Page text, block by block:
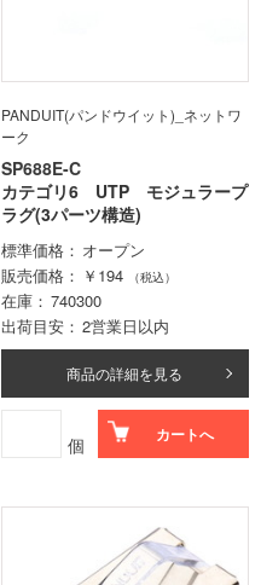
PANDUIT(パンドウイット)_ネットワ
ーク
SP688E-C
カテゴリ6 UTP モジュラープ
ラグ(3パーツ構造)
標準価格
オープン
販売価格
￥194 （税込）
在庫
740300
出荷目安
2営業日以内
商品の詳細を見る
個 カートへ